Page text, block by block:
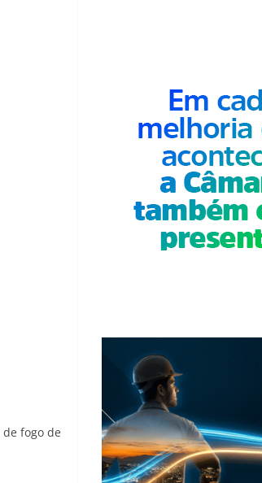
fogo de